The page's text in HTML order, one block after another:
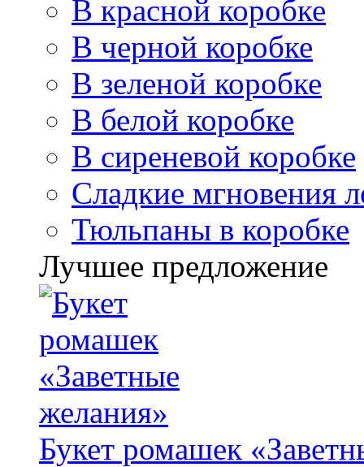
В красной коробке
В черной коробке
В зеленой коробке
В белой коробке
В сиреневой коробке
Сладкие мгновения
Тюльпаны в коробке
Лучшее предложение
Букет ромашек